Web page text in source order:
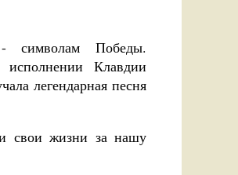
символам Победы.
Клавдии
легендарная песня
свои жизни за нашу